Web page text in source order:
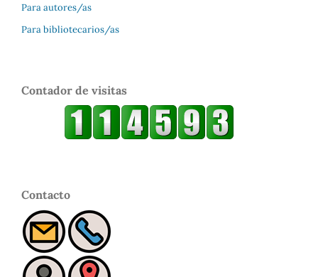
Para autores/as
Para bibliotecarios/as
Contador de visitas
Contacto